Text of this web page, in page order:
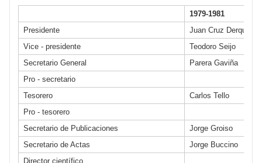
1979-1981
Presidente
Juan Cruz Derqui
Vice - presidente
Teodoro Seijo
Secretario General
Parera Gaviña
Pro - secretario
Tesorero
Carlos Tello
Pro - tesorero
Secretario de Publicaciones
Jorge Groiso
Secretario de Actas
Jorge Buccino
Director científico